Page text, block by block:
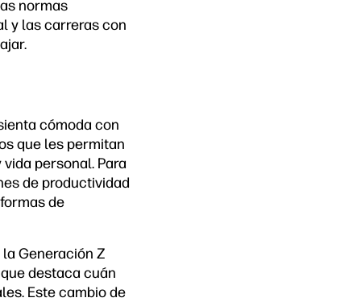
normas
y las carreras con
cómoda con
que les permitan
personal. Para
de productividad
de
Generación Z
destaca cuán
Este cambio de